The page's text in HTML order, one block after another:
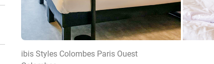
ibis Styles Colombes Paris Ouest